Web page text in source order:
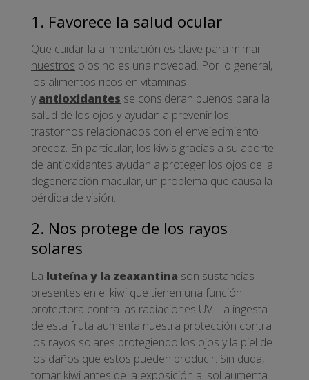
1. Favorece la salud ocular
Que cuidar la alimentación es clave para mimar
nuestros ojos no es una novedad. Por lo general,
los alimentos ricos en vitaminas
y antioxidantes se consideran buenos para la
salud de los ojos y ayudan a prevenir los
trastornos relacionados con el envejecimiento
precoz. En particular, los kiwis gracias a su aporte
de antioxidantes ayudan a proteger los ojos de la
degeneración macular, un problema que causa la
pérdida de visión.
2. Nos protege de los rayos
solares
La luteína y la zeaxantina son sustancias
presentes en el kiwi que tienen una función
protectora contra las radiaciones UV. La ingesta
de esta fruta aumenta nuestra protección contra
los rayos solares protegiendo los ojos y la piel de
los daños que estos pueden producir. Sin duda,
tomar kiwi antes de la exposición al sol aumenta